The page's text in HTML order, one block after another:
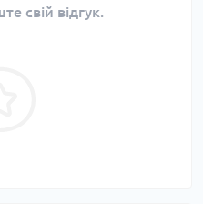
свій відгук.